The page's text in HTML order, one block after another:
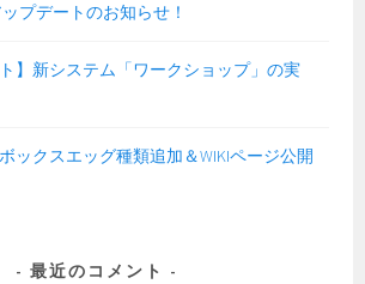
プデートのお知らせ！
】新システム「ワークショップ」の実
ックスエッグ種類追加＆WIKIページ公開
最近のコメント